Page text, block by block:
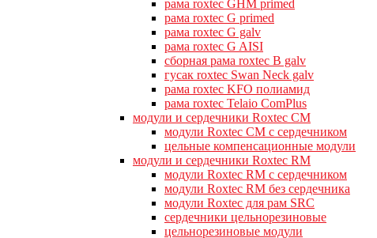
рама roxtec GHM primed
рама roxtec G primed
рама roxtec G galv
рама roxtec G AISI
сборная рама roxtec B galv
гусак roxtec Swan Neck galv
рама roxtec KFO полиамид
рама roxtec Telaio ComPlus
модули и сердечники Roxtec CM
модули Roxtec CM с сердечником
цельные компенсационные модули
модули и сердечники Roxtec RM
модули Roxtec RM с сердечником
модули Roxtec RM без сердечника
модули Roxtec для рам SRC
сердечники цельнорезиновые
цельнорезиновые модули